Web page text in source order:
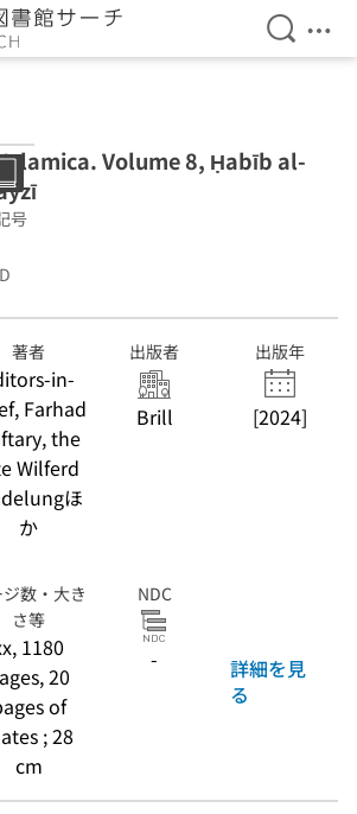
検索を
メ
Volume 8, Ḥabīb al-
号
著者
in-
Farhad
the
Wilferd
ほ
か
出版者
Brill
出版年
[2024]
数・大き
さ等
1180
20
of
; 28
cm
NDC
-
詳細を見
る